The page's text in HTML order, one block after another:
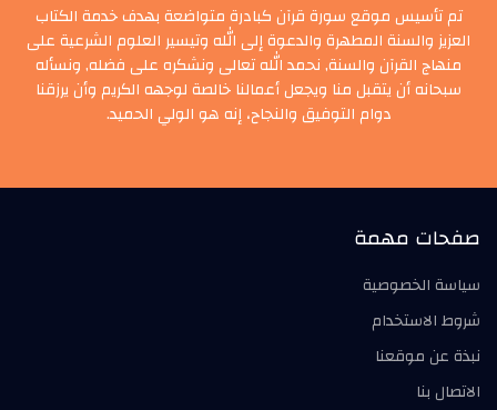
تم تأسيس موقع سورة قرآن كبادرة متواضعة بهدف خدمة الكتاب
العزيز والسنة المطهرة والدعوة إلى الله وتيسير العلوم الشرعية على
منهاج القرآن والسنة, نحمد الله تعالى ونشكره على فضله, ونسأله
سبحانه أن يتقبل منا ويجعل أعمالنا خالصة لوجهه الكريم وأن يرزقنا
دوام التوفيق والنجاح، إنه هو الولي الحميد.
صفحات مهمة
سياسة الخصوصية
شروط الاستخدام
نبذة عن موقعنا
الاتصال بنا